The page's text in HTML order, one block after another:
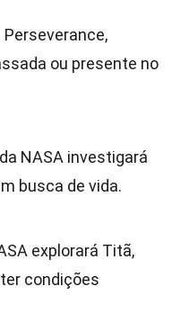
ou presente no
NASA investigará
busca de vida.
explorará Titã,
condições